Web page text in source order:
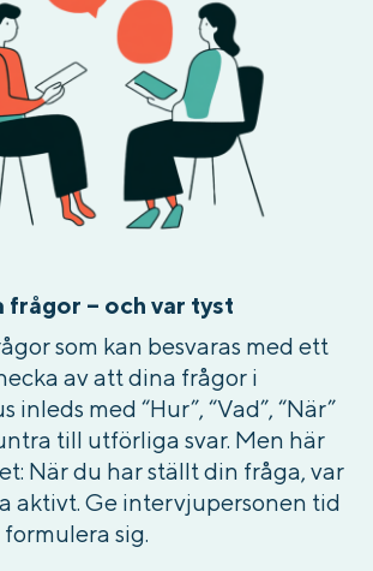
frågor – och var tyst
som kan besvaras med ett
av att dina frågor i
med “Hur”, “Vad”, “När”
till utförliga svar. Men här
När du har ställt din fråga, var
aktivt. Ge intervjupersonen tid
sig.